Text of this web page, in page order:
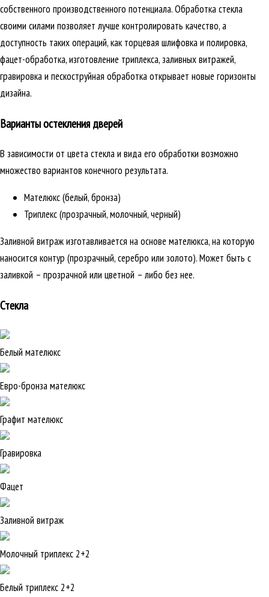
собственного производственного потенциала. Обработка стекла
своими силами позволяет лучше контролировать качество, а
доступность таких операций, как торцевая шлифовка и полировка,
фацет-обработка, изготовление триплекса, заливных витражей,
гравировка и пескоструйная обработка открывает новые горизонты
дизайна.
Варианты остекления дверей
В зависимости от цвета стекла и вида его обработки возможно
множество вариантов конечного результата.
Мателюкс (белый, бронза)
Триплекс (прозрачный, молочный, черный)
Заливной витраж изготавливается на основе мателюкса, на которую
наносится контур (прозрачный, серебро или золото). Может быть с
заливкой – прозрачной или цветной – либо без нее.
Стекла
Белый мателюкс
Евро-бронза мателюкс
Графит мателюкс
Гравировка
Фацет
Заливной витраж
Молочный триплекс 2+2
Белый триплекс 2+2